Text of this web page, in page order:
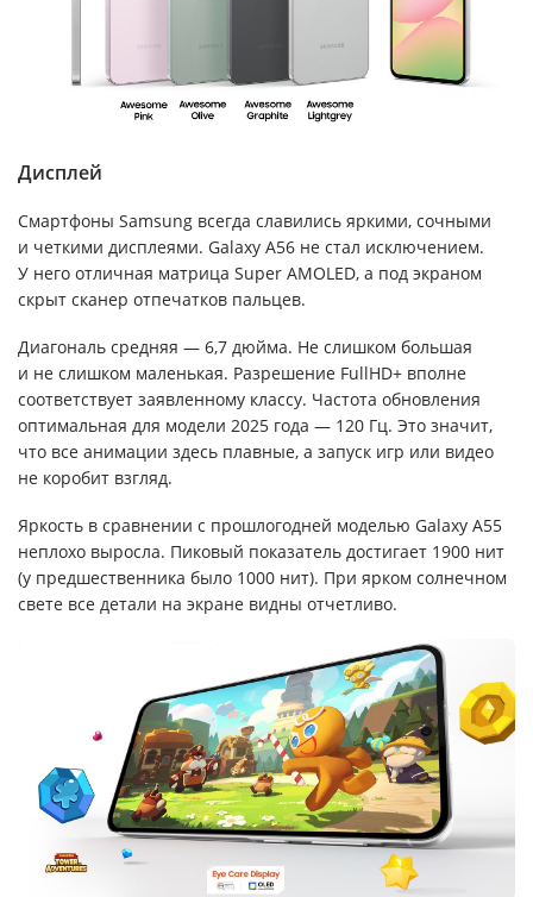
Дисплей
Смартфоны Samsung всегда славились яркими, сочными
и четкими дисплеями. Galaxy A56 не стал исключением.
У него отличная матрица Super AMOLED, а под экраном
скрыт сканер отпечатков пальцев.
Диагональ средняя — 6,7 дюйма. Не слишком большая
и не слишком маленькая. Разрешение FullHD+ вполне
соответствует заявленному классу. Частота обновления
оптимальная для модели 2025 года — 120 Гц. Это значит,
что все анимации здесь плавные, а запуск игр или видео
не коробит взгляд.
Яркость в сравнении с прошлогодней моделью Galaxy A55
неплохо выросла. Пиковый показатель достигает 1900 нит
(у предшественника было 1000 нит). При ярком солнечном
свете все детали на экране видны отчетливо.